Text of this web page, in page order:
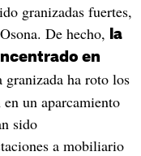
granizadas fuertes,
De hecho,
la
en
granizada ha roto los
un aparcamiento
sido
a mobiliario